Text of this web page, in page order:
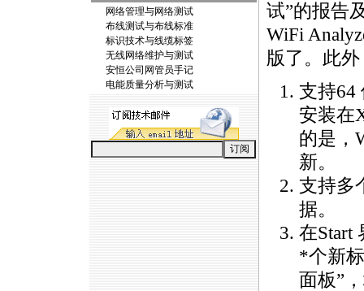
网络管理与网络测试
布线测试与布线标准
标识技术与线缆标签
无线网络维护与测试
安恒公司网管员手记
电能质量分析与测试
试”的报告
WiFi
版了。此
支持64
安装在
的是，
新。
支持多
据。
在Start
*个新
面板”